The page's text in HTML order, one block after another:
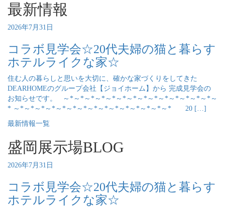
最新情報
2026年7月31日
コラボ見学会☆20代夫婦の猫と暮らす
ホテルライクな家☆
住む人の暮らしと思いを大切に、確かな家づくりをしてきた
DEARHOMEのグループ会社【ジョイホーム】から 完成見学会の
お知らせです。 ～*～*～*～*～*～*～*～*～*～*～*～*～*～*～
* ～*～*～*～*～*～*～*～*～*～*～*～*～*～*～* 20 […]
最新情報一覧
盛岡展示場BLOG
2026年7月31日
コラボ見学会☆20代夫婦の猫と暮らす
ホテルライクな家☆